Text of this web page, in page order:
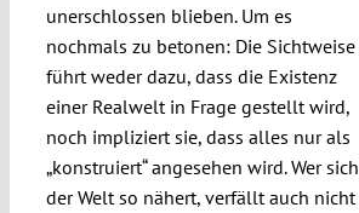
unerschlossen blieben. Um es
nochmals zu betonen: Die Sichtweise
führt weder dazu, dass die Existenz
einer Realwelt in Frage gestellt wird,
noch impliziert sie, dass alles nur als
„konstruiert“ angesehen wird. Wer sich
der Welt so nähert, verfällt auch nicht